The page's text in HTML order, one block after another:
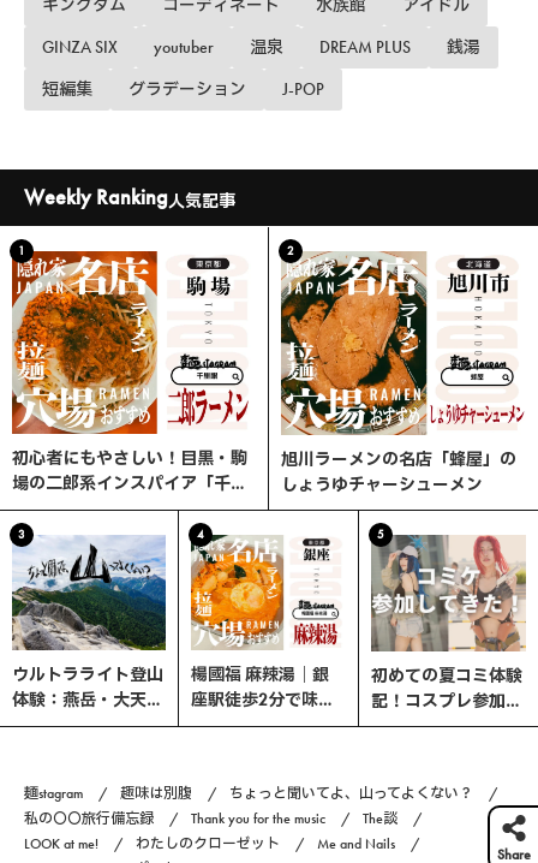
キングダム コーディネート 水族館 アイドル
GINZA SIX youtuber 温泉 DREAM PLUS 銭湯
短編集 グラデーション J-POP
Weekly Ranking人気記事
1
初心者にもやさしい！目黒・駒
場の二郎系インスパイア「千里
眼」へ行ってみた
2
旭川ラーメンの名店「蜂屋」の
しょうゆチャーシューメン
3
ウルトラライト登山
体験：燕岳・大天井
岳・常念岳を縦走す
4
楊國福 麻辣湯｜銀
座駅徒歩2分で味わ
う、選べる楽しさ×
5
初めての夏コミ体験
記！コスプレ参加の
流れと熱中症対策ま
麺stagram 趣味は別腹
ちょっと聞いてよ、山ってよくない？
私の〇〇旅行備忘録
Thank you for the music
The談
LOOK at me!
わたしのクローゼット
Me and Nails
Share